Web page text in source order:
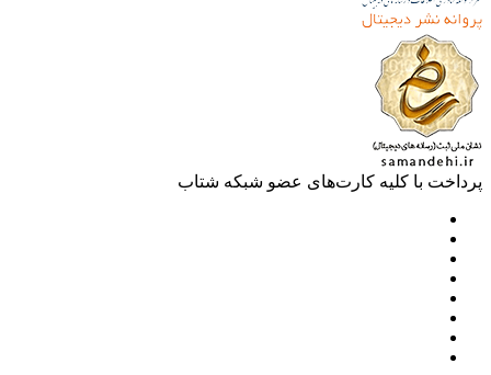
با کلیه کارت‌های عضو شبکه شتاب